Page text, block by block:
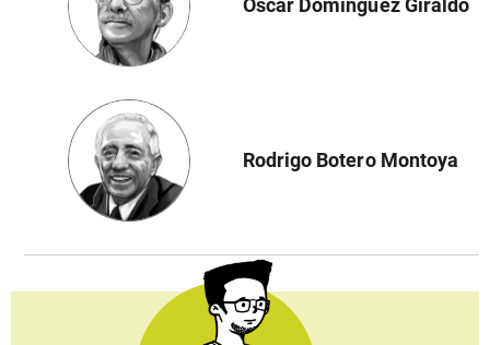
Óscar Domínguez Giraldo
Rodrigo Botero Montoya